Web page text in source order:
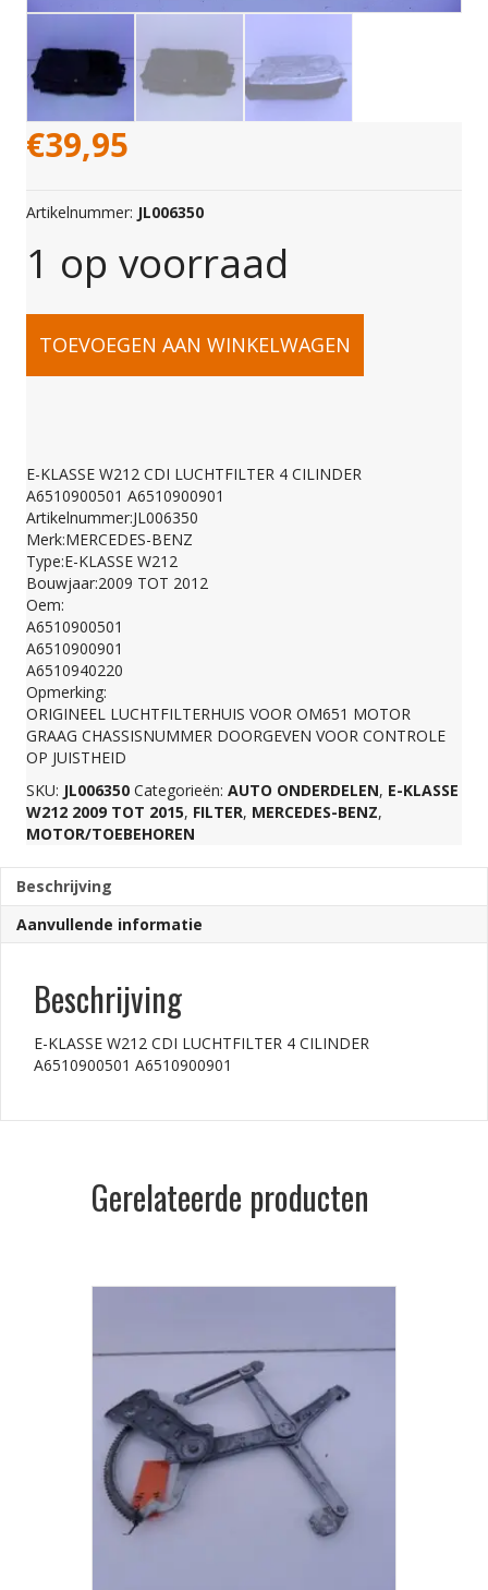
€39,95
Artikelnummer: JL006350
1 op voorraad
E-
W212
CDI
LUCHTFILTER
4
CILINDER
A6510900501
A6510900901
aantal
TOEVOEGEN AAN WINKELWAGEN
E-KLASSE W212 CDI LUCHTFILTER 4 CILINDER
A6510900501 A6510900901
Artikelnummer:JL006350
Merk:MERCEDES-BENZ
Type:E-KLASSE W212
Bouwjaar:2009 TOT 2012
Oem:
A6510900501
A6510900901
A6510940220
Opmerking:
ORIGINEEL LUCHTFILTERHUIS VOOR OM651 MOTOR
GRAAG CHASSISNUMMER DOORGEVEN VOOR CONTROLE
OP JUISTHEID
SKU: JL006350 Categorieën: AUTO ONDERDELEN, E-KLASSE
W212 2009 TOT 2015, FILTER, MERCEDES-BENZ,
MOTOR/TOEBEHOREN
Beschrijving
Aanvullende informatie
Beschrijving
E-KLASSE W212 CDI LUCHTFILTER 4 CILINDER
A6510900501 A6510900901
Gerelateerde producten